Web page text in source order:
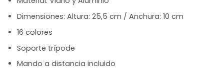
Dimensiones: Altura: 25,5 cm / Anchura: 10 cm
16 colores
Soporte trípode
Mando a distancia incluido